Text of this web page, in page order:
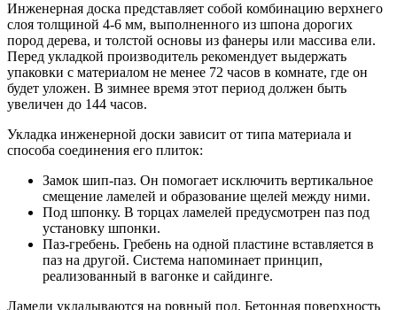
Инженерная доска представляет собой комбинацию верхнего
слоя толщиной 4-6 мм, выполненного из шпона дорогих
пород дерева, и толстой основы из фанеры или массива ели.
Перед укладкой производитель рекомендует выдержать
упаковки с материалом не менее 72 часов в комнате, где он
будет уложен. В зимнее время этот период должен быть
увеличен до 144 часов.
Укладка инженерной доски зависит от типа материала и
способа соединения его плиток:
Замок шип-паз. Он помогает исключить вертикальное
смещение ламелей и образование щелей между ними.
Под шпонку. В торцах ламелей предусмотрен паз под
установку шпонки.
Паз-гребень. Гребень на одной пластине вставляется в
паз на другой. Система напоминает принцип,
реализованный в вагонке и сайдинге.
Ламели укладываются на ровный пол. Бетонная поверхность